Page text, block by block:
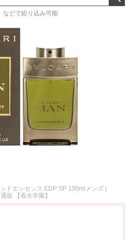
どで絞り込み可能
ドエッセンス EDP SP 100mlメンズ |
販 【香水学園】